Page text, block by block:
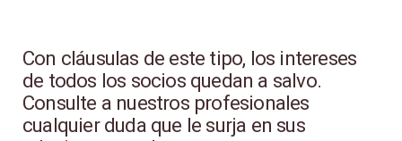
Con cláusulas de este tipo, los intereses
de todos los socios quedan a salvo.
Consulte a nuestros profesionales
cualquier duda que le surja en sus